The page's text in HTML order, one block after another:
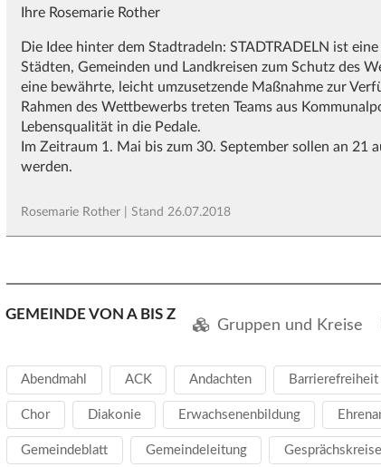
Ihre Rosemarie Rother
Die Idee hinter dem Stadtradeln: STADTRADELN ist
Städten, Gemeinden und Landkreisen zum Schutz des
eine bewährte, leicht umzusetzende Maßnahme zur
Rahmen des Wettbewerbs treten Teams aus
Lebensqualität in die Pedale.
Im Zeitraum 1. Mai bis zum 30. September sollen an
werden.
Rosemarie Rother| Stand 26.07.2018
GEMEINDE VON A BIS Z
Gruppen und Kreise
Abendmahl ACK Andachten Barrierefreiheit
Chor Diakonie Erwachsenenbildung
Gemeindeblatt Gemeindeleitung Gesprächskreise